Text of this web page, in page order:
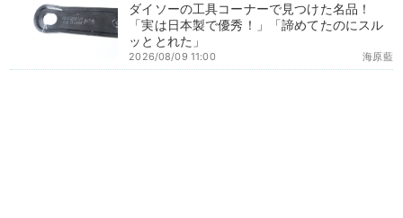
ダイソーの工具コーナーで見つけた名品！
「実は日本製で優秀！」「諦めてたのにスル
ッととれた」
海原藍
2026/08/09 11:00